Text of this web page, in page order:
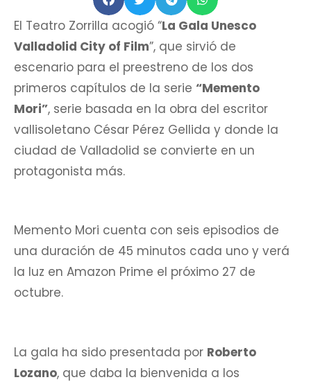
El Teatro Zorrilla acogió “La Gala Unesco
Valladolid City of Film”, que sirvió de
escenario para el preestreno de los dos
primeros capítulos de la serie “Memento
Mori”, serie basada en la obra del escritor
vallisoletano César Pérez Gellida y donde la
ciudad de Valladolid se convierte en un
protagonista más.
Memento Mori cuenta con seis episodios de
una duración de 45 minutos cada uno y verá
la luz en Amazon Prime el próximo 27 de
octubre.
La gala ha sido presentada por Roberto
Lozano, que daba la bienvenida a los